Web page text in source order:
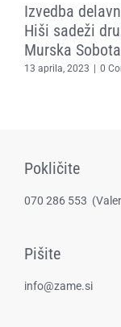
Izvedba
Hiši sadeži
Murska Sobota
13 aprila, 2023 0
Pokličite
070 286 553
Pišite
info@zame.si